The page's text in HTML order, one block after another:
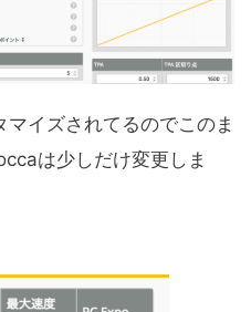
イズされてるのでこのま
は少しだけ変更しま